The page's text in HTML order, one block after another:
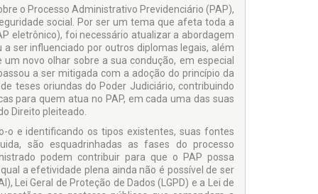
o Processo Administrativo Previdenciário (PAP),
social. Por ser um tema que afeta toda a
eletrônico), foi necessário atualizar a abordagem
ser influenciado por outros diplomas legais, além
novo olhar sobre a sua condução, em especial
a ser mitigada com a adoção do princípio da
teses oriundas do Poder Judiciário, contribuindo
para quem atua no PAP, em cada uma das suas
Direito pleiteado.
o e identificando os tipos existentes, suas fontes
são esquadrinhadas as fases do processo
podem contribuir para que o PAP possa
a efetividade plena ainda não é possível de ser
Lei Geral de Proteção de Dados (LGPD) e a Lei de